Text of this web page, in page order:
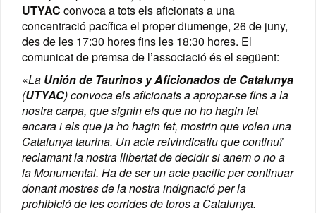
UTYAC convoca a tots els aficionats a una
concentració pacífica el proper diumenge, 26 de juny,
des de les 17:30 hores fins les 18:30 hores. El
comunicat de premsa de l’associació és el següent:
«La Unión de Taurinos y Aficionados de Catalunya
(UTYAC) convoca els aficionats a apropar-se fins a la
nostra carpa, que signin els que no ho hagin fet
encara i els que ja ho hagin fet, mostrin que volen una
Catalunya taurina. Un acte reivindicatiu que continuï
reclamant la nostra llibertat de decidir si anem o no a
la Monumental. Ha de ser un acte pacífic per continuar
donant mostres de la nostra indignació per la
prohibició de les corrides de toros a Catalunya.